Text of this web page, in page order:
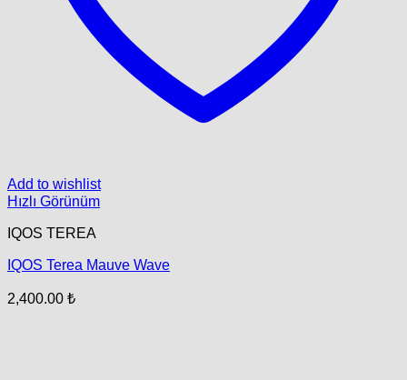
Add to wishlist
Hızlı Görünüm
IQOS TEREA
IQOS Terea Mauve Wave
2,400.00 ₺